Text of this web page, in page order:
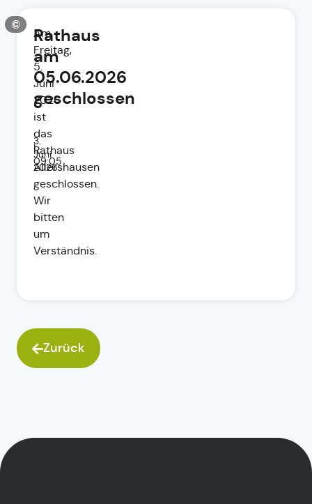
©
3.
Juni
2026
|
09:05
Rathaus
am
05.06.2026
geschlossen
Am
Freitag,
5.
Juni
2026
ist
das
Rathaus
Allershausen
geschlossen.
Wir
bitten
um
Verständnis.
Zurück